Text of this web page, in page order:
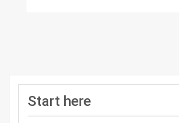
Start here